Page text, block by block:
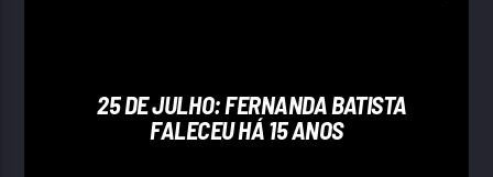
25 DE JULHO: FERNANDA BATISTA
FALECEU HÁ 15 ANOS